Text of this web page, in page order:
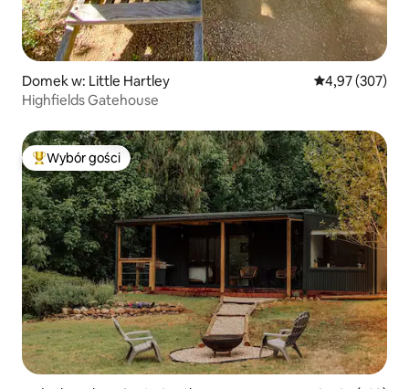
Domek w: Little Hartley Średnia
4,97 (307)
Highfields Gatehouse
Najpopularniejsze z kategorii Wybór gości
Wybór gości